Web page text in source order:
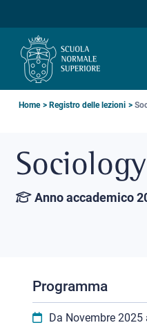
Briciole
di
pane
Home Registro delle lezioni
Anno accademico
Programma
Da Novembre